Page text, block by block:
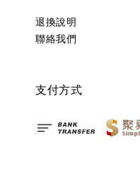
退換說明
聯絡我們
支付方式